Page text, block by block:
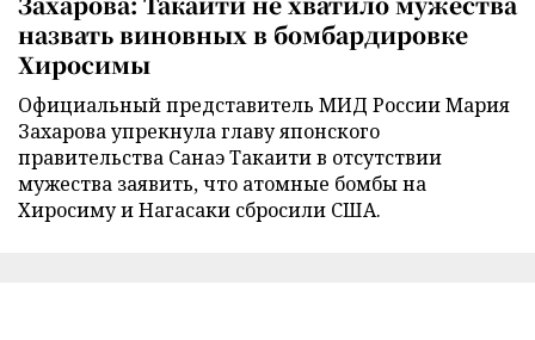
назвать виновных в бомбардировке
Хиросимы
Официальный представитель МИД России Мария
Захарова упрекнула главу японского
правительства Санаэ Такаити в отсутствии
мужества заявить, что атомные бомбы на
Хиросиму и Нагасаки сбросили США.